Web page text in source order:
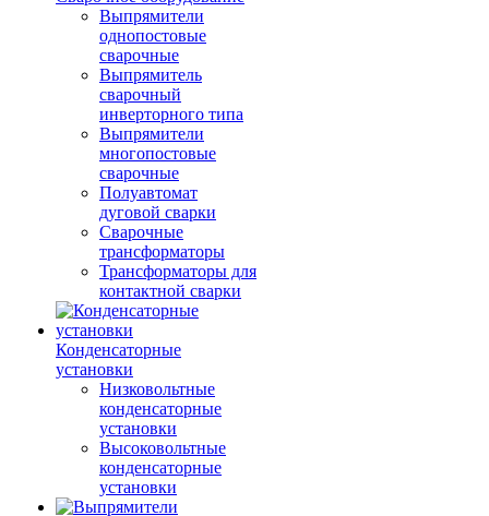
Выпрямители
однопостовые
сварочные
Выпрямитель
сварочный
инверторного типа
Выпрямители
многопостовые
сварочные
Полуавтомат
дуговой сварки
Сварочные
трансформаторы
Трансформаторы для
контактной сварки
Конденсаторные
установки
Низковольтные
конденсаторные
установки
Высоковольтные
конденсаторные
установки